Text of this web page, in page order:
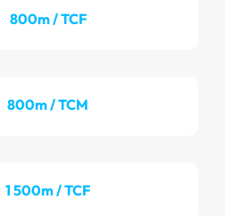
800m / TCF
800m / TCM
1 500m / TCF